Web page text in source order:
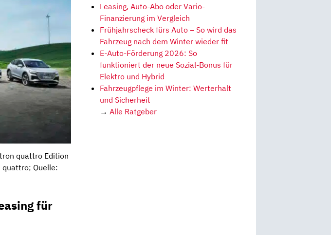
quattro Edition
quattro; Quelle:
für
Leasing, Auto-Abo oder Vario-
Finanzierung im Vergleich
Frühjahrscheck fürs Auto – So wird das
Fahrzeug nach dem Winter wieder fit
E-Auto-Förderung 2026: So
funktioniert der neue Sozial-Bonus für
Elektro und Hybrid
Fahrzeugpflege im Winter: Werterhalt
und Sicherheit
→ Alle Ratgeber